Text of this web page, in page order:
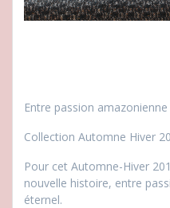
Entre passion
Collection Automne Hiver
Pour cet Automne-Hiver
nouvelle histoire, entre
éternel.